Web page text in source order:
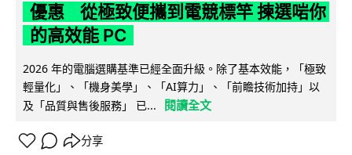
優惠 從極致便攜到電競標竿 揀選啱你
的高效能 PC
2026 年的電腦選購基準已經全面升級。除了基本效能，「極致
輕量化」、「機身美學」、「AI算力」、「前瞻技術加持」以
及「品質與售後服務」 已...
閱讀全文
分享